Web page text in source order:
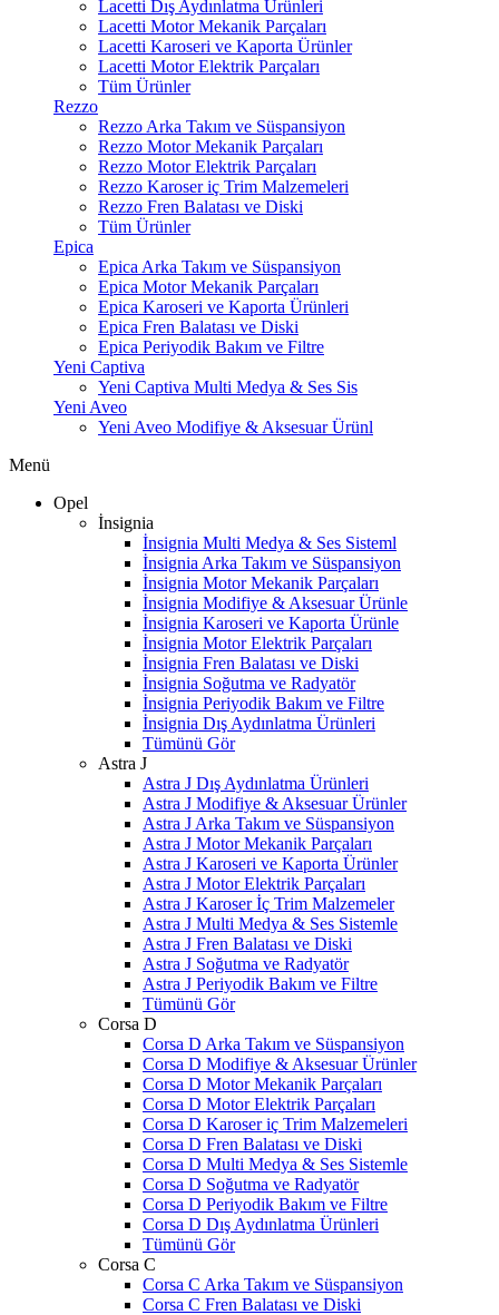
Lacetti Dış Aydınlatma Ürünleri
Lacetti Motor Mekanik Parçaları
Lacetti Karoseri ve Kaporta Ürünler
Lacetti Motor Elektrik Parçaları
Tüm Ürünler
Rezzo
Rezzo Arka Takım ve Süspansiyon
Rezzo Motor Mekanik Parçaları
Rezzo Motor Elektrik Parçaları
Rezzo Karoser iç Trim Malzemeleri
Rezzo Fren Balatası ve Diski
Tüm Ürünler
Epica
Epica Arka Takım ve Süspansiyon
Epica Motor Mekanik Parçaları
Epica Karoseri ve Kaporta Ürünleri
Epica Fren Balatası ve Diski
Epica Periyodik Bakım ve Filtre
Yeni Captiva
Yeni Captiva Multi Medya & Ses Sis
Yeni Aveo
Yeni Aveo Modifiye & Aksesuar Ürünl
Menü
Opel
İnsignia
İnsignia Multi Medya & Ses Sisteml
İnsignia Arka Takım ve Süspansiyon
İnsignia Motor Mekanik Parçaları
İnsignia Modifiye & Aksesuar Ürünle
İnsignia Karoseri ve Kaporta Ürünle
İnsignia Motor Elektrik Parçaları
İnsignia Fren Balatası ve Diski
İnsignia Soğutma ve Radyatör
İnsignia Periyodik Bakım ve Filtre
İnsignia Dış Aydınlatma Ürünleri
Tümünü Gör
Astra J
Astra J Dış Aydınlatma Ürünleri
Astra J Modifiye & Aksesuar Ürünler
Astra J Arka Takım ve Süspansiyon
Astra J Motor Mekanik Parçaları
Astra J Karoseri ve Kaporta Ürünler
Astra J Motor Elektrik Parçaları
Astra J Karoser İç Trim Malzemeler
Astra J Multi Medya & Ses Sistemle
Astra J Fren Balatası ve Diski
Astra J Soğutma ve Radyatör
Astra J Periyodik Bakım ve Filtre
Tümünü Gör
Corsa D
Corsa D Arka Takım ve Süspansiyon
Corsa D Modifiye & Aksesuar Ürünler
Corsa D Motor Mekanik Parçaları
Corsa D Motor Elektrik Parçaları
Corsa D Karoser iç Trim Malzemeleri
Corsa D Fren Balatası ve Diski
Corsa D Multi Medya & Ses Sistemle
Corsa D Soğutma ve Radyatör
Corsa D Periyodik Bakım ve Filtre
Corsa D Dış Aydınlatma Ürünleri
Tümünü Gör
Corsa C
Corsa C Arka Takım ve Süspansiyon
Corsa C Fren Balatası ve Diski